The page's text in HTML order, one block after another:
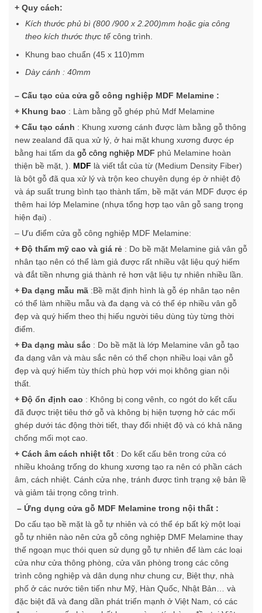
+ Quy cách:
Kích thước phủ bì (800 /900 x 2.200)mm hoặc gia công
theo kích thước thực tếcông trình.
Khung bao chuẩn (45 x 110)mm
Dày cánh : 40mm
– Cấu tạo của cửa gỗ công nghiệp MDF Melamine :
+ Khung bao : Làm bằng gỗ ghép phủ Mdf Melamine
+ Cấu tạo cánh : Khung xương cánh được làm bằng gỗ thông
new zealand đã qua xử lý, ở hai mặt khung xương được ép
bằng hai tấm da gỗ công nghiệp MDF phủ Melamine hoàn
thiện bề mặt, ). MDF là viết tắt của từ (Medium Density Fiber)
là bột gỗ đã qua xử lý và trộn keo chuyên dụng ép ở nhiệt độ
và áp suất trung bình tạo thành tấm, bề mặt ván MDF được ép
thêm hai lớp Melamine (nhựa tổng hợp tạo vân gỗ sang trọng
hiện đại) .
– Ưu điểm cửa gỗ công nghiệp MDF Melamine:
+ Độ thẩm mỹ cao và giá rẻ : Do bề mặt Melamine giả vân gỗ
nhân tạo nên có thể làm giả được rất nhiều vật liệu quý hiếm
và đắt tiền nhưng giá thành rẻ hơn vật liệu tự nhiên nhiều lần.
+ Đa dạng mẫu mã :Bề mặt định hình là gỗ ép nhân tạo nên
có thể làm nhiều mẫu và đa dạng và có thể ép nhiều vân gỗ
đẹp và quý hiếm theo thị hiếu người tiêu dùng tùy từng thời
điểm.
+ Đa dạng màu sắc : Do bề mặt là lớp Melamine vân gỗ tạo
đa dạng vân và màu sắc nên có thể chọn nhiều loại vân gỗ
đẹp và quý hiếm tùy thích phù hợp với mọi không gian nội
thất.
+ Độ ổn định cao : Không bị cong vênh, co ngót do kết cấu
đã được triệt tiêu thớ gỗ và không bị hiện tượng hở các mối
ghép dưới tác động thời tiết, thay đổi nhiệt độ và có khả năng
chống mối mọt cao.
+ Cách âm cách nhiệt tốt : Do kết cấu bên trong cửa có
nhiều khoảng trống do khung xương tạo ra nên có phần cách
âm, cách nhiệt. Cánh cửa nhẹ, tránh được tình trạng xệ bản lề
và giảm tải trọng công trình.
– Ứng dụng cửa gỗ MDF Melamine trong nội thất :
Do cấu tạo bề mặt là gỗ tự nhiên và có thể ép bất kỳ một loại
gỗ tự nhiên nào nên cửa gỗ công nghiệp DMF Melamine thay
thế ngoạn mục thói quen sử dụng gỗ tự nhiên để làm các loại
cửa như cửa thông phòng, cửa văn phòng trong các công
trình công nghiệp và dân dụng như chung cư, Biệt thự, nhà
phố ở các nước tiên tiến như Mỹ, Hàn Quốc, Nhật Bản… và
đặc biệt đã và đang dần phát triển mạnh ở Việt Nam, có các